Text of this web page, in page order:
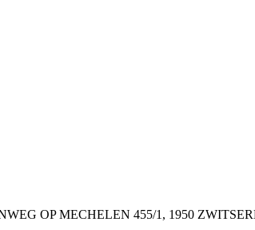
OP MECHELEN 455/1, 1950